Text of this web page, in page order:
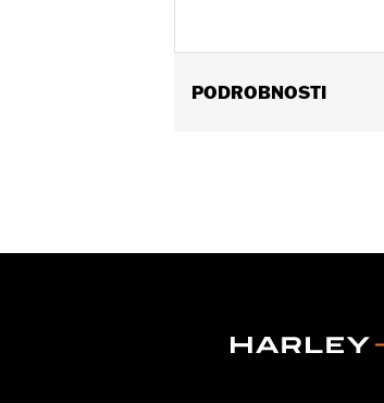
PODROBNOSTI
Collection:Switchback
Left and